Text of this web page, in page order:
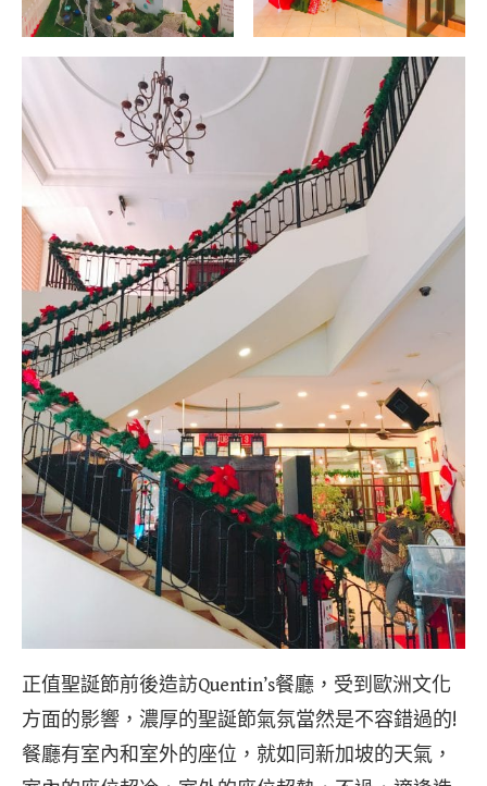
正值聖誕節前後造訪Quentin’s餐廳，受到歐洲文化
方面的影響，濃厚的聖誕節氣氛當然是不容錯過的!
餐廳有室內和室外的座位，就如同新加坡的天氣，